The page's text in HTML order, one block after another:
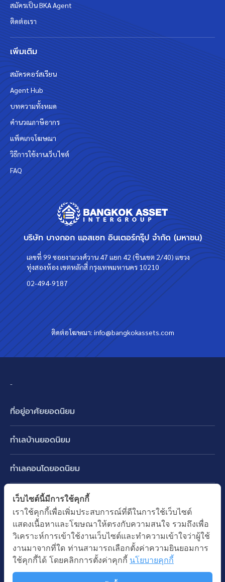
บริษัท บางกอก แอสเซท อินเตอร์กรุ๊ป จำกัด (มหาชน)
เลขที่ 99 ซอยงามวงศ์วาน 47 แยก 42 (ชินเขต 2/40) แขวง
ทุ่งสองห้อง เขตหลักสี่ กรุงเทพมหานคร 10210
02-494-9187
ติดต่อโฆษณา:info@bangkokassets.com
สมัครเป็น BKA Agent
ติดต่อเรา
เพิ่มเติม
สมัครคอร์สเรียน
Agent Hub
บทความทั้งหมด
คำนวณภาษีอากร
แพ็คเกจโฆษณา
วิธีการใช้งานเว็บไซต์
FAQ
-
ที่อยู่อาศัยยอดนิยม
ทาวน์เฮ้าส์ ทาวน์โฮม
คอนโดมิเนียม
อาคารพาณิชย์ ตึกแถว
ที่ดินเปล่า
อพาร์ทเม้นท์ หอพัก
ออฟฟิต สำนักงาน
โรงงาน โกดัง
ทำเลบ้านยอดนิยม
บางนา รามคำแหง 2
ปทุมธานี รังสิต ลำลูกกา
นนทบุรี บางใหญ่ บางบัวทอง
ทำเลคอนโดยอดนิยม
พระราม 9
อ่อนนุช ปุณณวิถี
รัชดาภิเษก ห้วยขวาง
ห้าแยกลาดพร้าว
ทำเล BTS ยอดนิยม
BTS ทองหล่อ
BTS เอกมัย
BTS พร้อมพงษ์
BTS อ่อนนุช
ทำเล MRT ยอดนิยม
MRT เพชรบุรี
MRT พระราม 9
คำค้นยอดนิยม
บ้านมือสอง
เว็บไซต์นี้มีการใช้คุกกี้
เราใช้คุกกี้เพื่อเพิ่มประสบการณ์ที่ดีในการใช้เว็บไซต์
แสดงเนื้อหาและโฆษณาให้ตรงกับความสนใจ รวมถึงเพื่อ
วิเคราะห์การเข้าใช้งานเว็บไซต์และทำความเข้าใจว่าผู้ใช้
งานมาจากที่ใด ท่านสามารถเลือกตั้งค่าความยินยอมการ
ใช้คุกกี้ได้ โดยคลิกการตั้งค่าคุกกี้ นโยบายคุกกี้